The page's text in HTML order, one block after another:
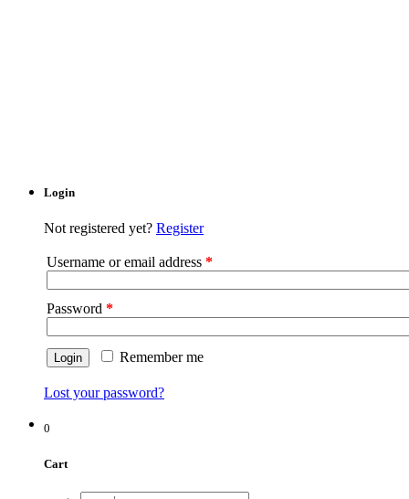
Login
Not registered yet? Register
Username or email address *
Password *
Remember me
Lost your password?
0
Cart